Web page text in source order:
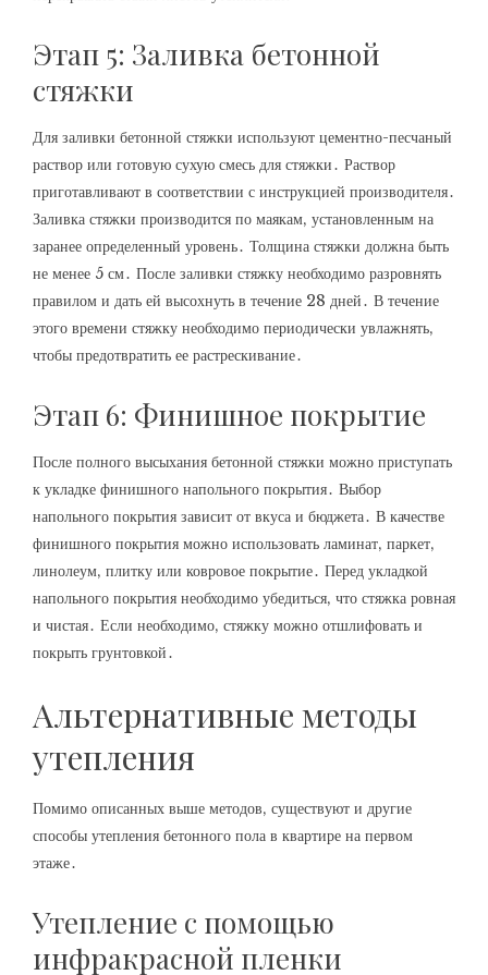
Этап 5: Заливка бетонной
стяжки
Для заливки бетонной стяжки используют цементно-песчаный
раствор или готовую сухую смесь для стяжки․ Раствор
приготавливают в соответствии с инструкцией производителя․
Заливка стяжки производится по маякам‚ установленным на
заранее определенный уровень․ Толщина стяжки должна быть
не менее 5 см․ После заливки стяжку необходимо разровнять
правилом и дать ей высохнуть в течение 28 дней․ В течение
этого времени стяжку необходимо периодически увлажнять‚
чтобы предотвратить ее растрескивание․
Этап 6: Финишное покрытие
После полного высыхания бетонной стяжки можно приступать
к укладке финишного напольного покрытия․ Выбор
напольного покрытия зависит от вкуса и бюджета․ В качестве
финишного покрытия можно использовать ламинат‚ паркет‚
линолеум‚ плитку или ковровое покрытие․ Перед укладкой
напольного покрытия необходимо убедиться‚ что стяжка ровная
и чистая․ Если необходимо‚ стяжку можно отшлифовать и
покрыть грунтовкой․
Альтернативные методы
утепления
Помимо описанных выше методов‚ существуют и другие
способы утепления бетонного пола в квартире на первом
этаже․
Утепление с помощью
инфракрасной пленки